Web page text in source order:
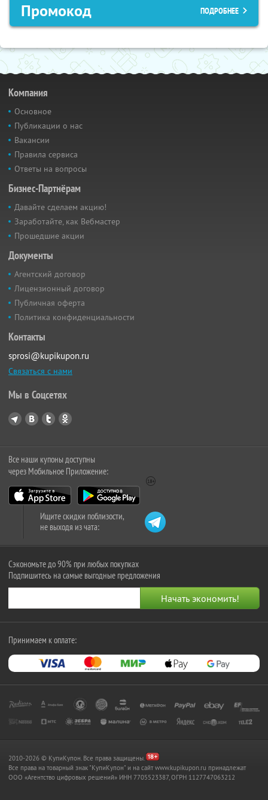
Промокод ПОДРОБНЕЕ
Компания
Основное
Публикации о нас
Вакансии
Правила сервиса
Ответы на вопросы
Бизнес-Партнёрам
Давайте сделаем акцию!
Заработайте, как Вебмастер
Прошедшие акции
Документы
Агентский договор
Лицензионный договор
Публичная оферта
Политика конфиденциальности
Контакты
sprosi@kupikupon.ru
Связаться с нами
Мы в Соцсетях
Все наши купоны доступны
через Мобильное Приложение:
Ищите скидки поблизости,
не выходя из чата:
Сэкономьте до 90% при любых покупках
Подпишитесь на самые выгодные предложения
Принимаем к оплате:
2010-2026 © КупиКупон. Все права защищены.
Все права на товарный знак "КупиКупон" и на сайт www.kupikupon.ru принадлежат
OOO «Агентство цифровых решений» ИНН 7705523387, ОГРН 1127747063212